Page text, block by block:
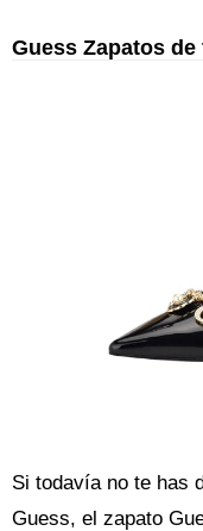
Guess Zapatos
Si todavía no te has
Guess, el zapato